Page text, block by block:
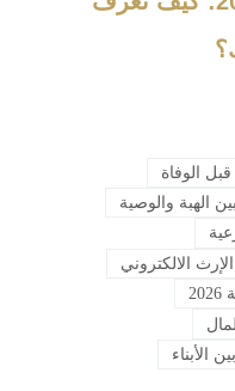
الوفاة
الهبة والوصية
الالكتروني
الأبناء